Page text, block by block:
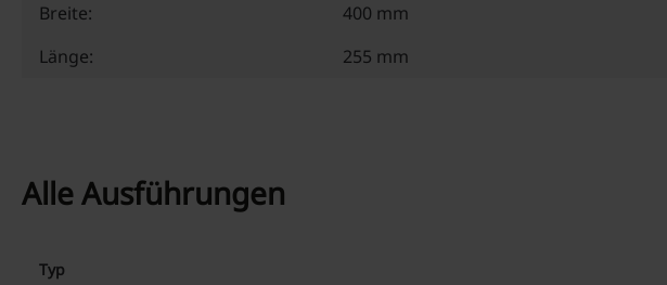
Breite:
400 mm
Länge:
255 mm
Alle Ausführungen
Typ